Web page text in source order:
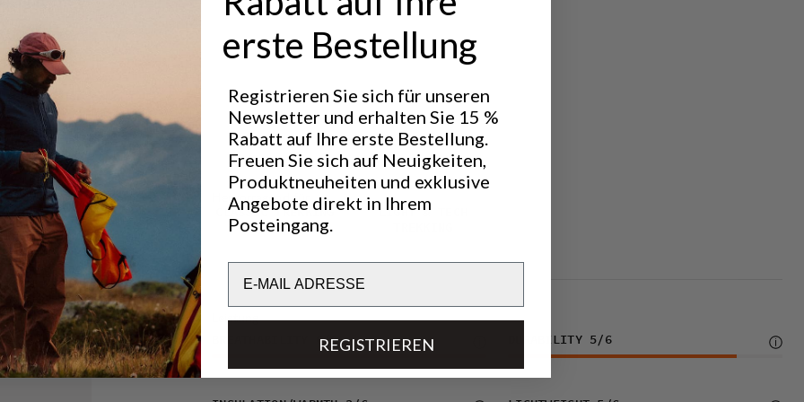
leichte
an den
die bei
Mesh
von
im
Wasser
Hervorragend für
CLASSIC TREKKING
LIGHT & TECH
Leistung
6/6 DURABILITY 5/6
erste Bestellung
Registrieren Sie sich für unseren
Newsletter und erhalten Sie 15 %
Rabatt auf Ihre erste Bestellung.
Freuen Sie sich auf Neuigkeiten,
Produktneuheiten und exklusive
Angebote direkt in Ihrem
Posteingang.
REGISTRIEREN